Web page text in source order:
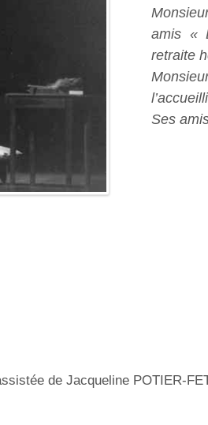
amis «
retraite
Ses
de Jacqueline POTIER-